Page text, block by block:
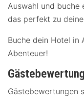
Auswahl und buche
das perfekt zu
Buche dein Hotel in
Abenteuer!
Gästebewertungen